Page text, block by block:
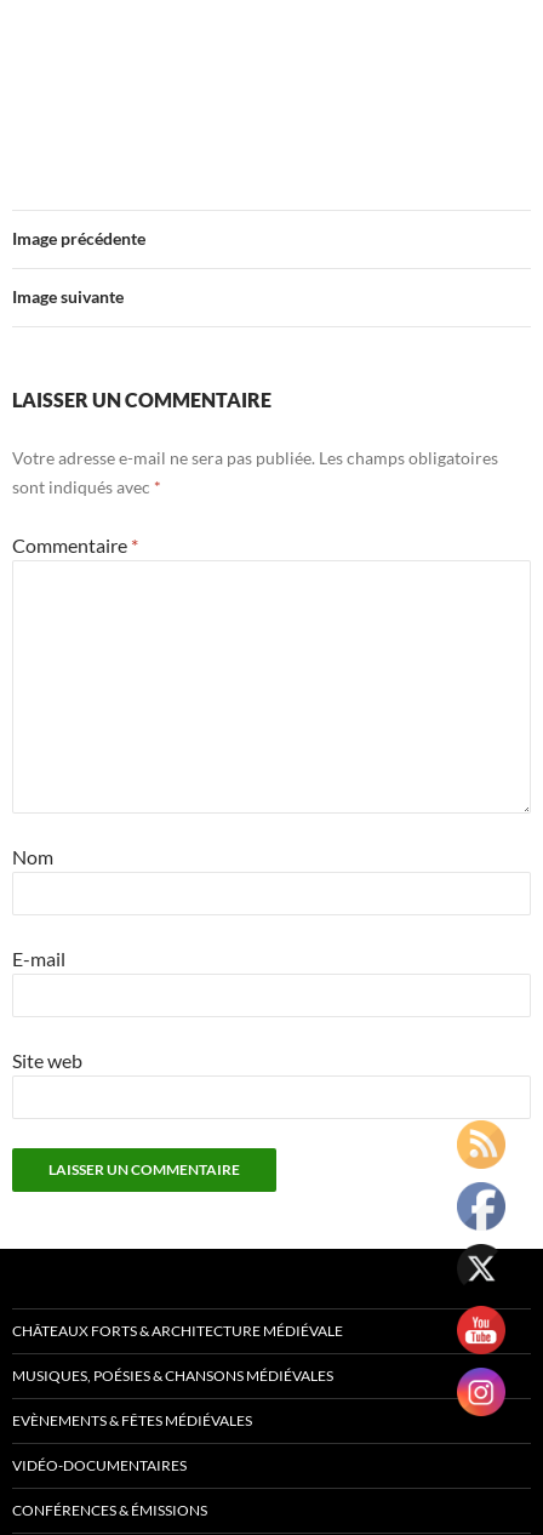
Image précédente
Image suivante
LAISSER UN COMMENTAIRE
Votre adresse e-mail ne sera pas publiée. Les champs obligatoires
sont indiqués avec *
Commentaire *
Nom
E-mail
Site web
CHÂTEAUX FORTS & ARCHITECTURE MÉDIÉVALE
MUSIQUES, POÉSIES & CHANSONS MÉDIÉVALES
EVÈNEMENTS & FÊTES MÉDIÉVALES
VIDÉO-DOCUMENTAIRES
CONFÉRENCES & ÉMISSIONS